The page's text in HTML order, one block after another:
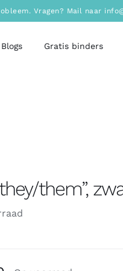
Vragen? Mail naar
Blogs Gratis binders
them”,